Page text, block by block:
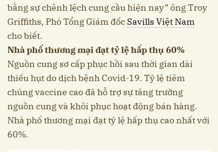
bằng sự chênh lệch cung cầu hiện nay” ông Troy
Griffiths, Phó Tổng Giám đốc Savills Việt Nam
cho biết.
Nhà phố thương mại đạt tỷ lệ hấp thụ 60%
Nguồn cung sơ cấp phục hồi sau thời gian dài
thiếu hụt do dịch bệnh Covid-19. Tỷ lệ tiêm
chủng vaccine cao đã hỗ trợ sự tăng trưởng
nguồn cung và khôi phục hoạt động bán hàng.
Nhà phố thương mại đạt tỷ lệ hấp thụ cao nhất với
60%.